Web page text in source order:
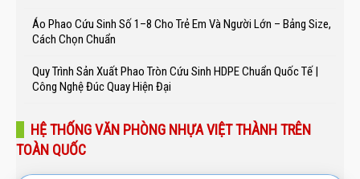
Áo Phao Cứu Sinh Số 1–8 Cho Trẻ Em Và Người Lớn – Bảng Size,
Cách Chọn Chuẩn
Quy Trình Sản Xuất Phao Tròn Cứu Sinh HDPE Chuẩn Quốc Tế |
Công Nghệ Đúc Quay Hiện Đại
HỆ THỐNG VĂN PHÒNG NHỰA VIỆT THÀNH TRÊN
TOÀN QUỐC